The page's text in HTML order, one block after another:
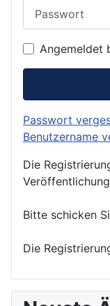
Angemeldet
Passwort
Benutzername
Die
Bitte schicken
Die